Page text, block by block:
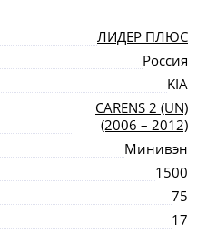
ЛИДЕР ПЛЮС
Россия
KIA
CARENS 2 (UN)
(2006 – 2012)
Минивэн
1500
75
17